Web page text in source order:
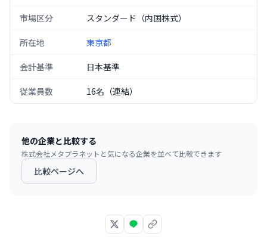
市場区分 スタンダード（内国株式）
所在地 東京都
会計基準 日本基準
従業員数 16名（連結）
他の企業と比較する
株式会社メタプラネット と気になる企業を並べて比較できます
比較ページへ